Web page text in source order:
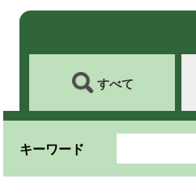
すべて
キーワード